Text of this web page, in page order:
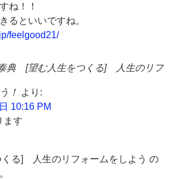
ね！！
るといいですね。
feelgood21/
典 [望む人生をつくる] 人生のリフ
！ より:
10:16 PM
ます
くる] 人生のリフォームをしよう の